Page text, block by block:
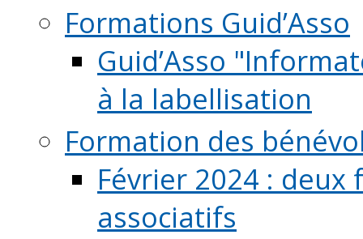
Formations Guid’Asso
Guid’Asso
à la labellisation
Formation des
Février 2024 :
associatifs